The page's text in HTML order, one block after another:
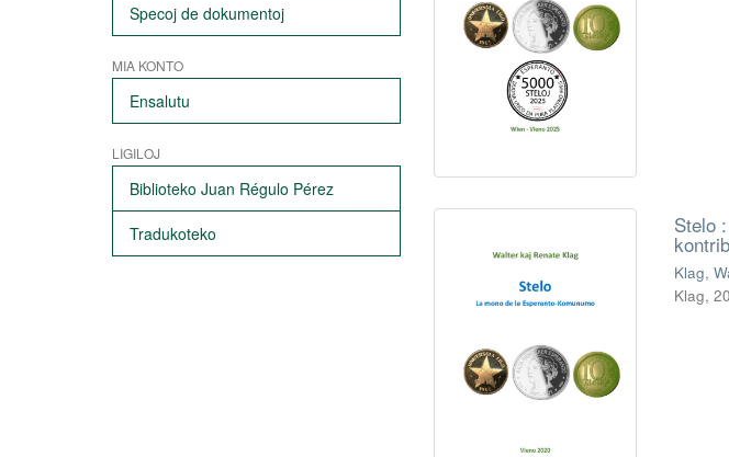
Specoj de dokumentoj
MIA KONTO
Ensalutu
LIGILOJ
Biblioteko Juan Régulo Pérez
Tradukoteko Stelo
Klag,
Klag,